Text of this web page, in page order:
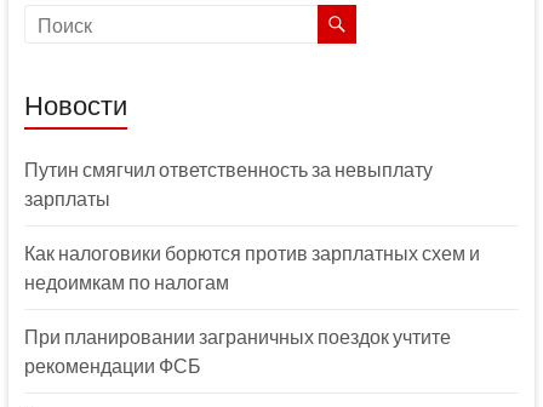
Новости
Путин смягчил ответственность за невыплату
зарплаты
Как налоговики борются против зарплатных схем и
недоимкам по налогам
При планировании заграничных поездок учтите
рекомендации ФСБ